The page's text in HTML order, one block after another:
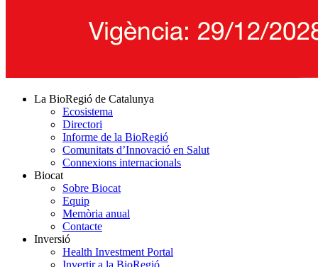
La BioRegió de Catalunya
Ecosistema
Directori
Informe de la BioRegió
Comunitats d’Innovació en Salut
Connexions internacionals
Biocat
Sobre Biocat
Equip
Memòria anual
Contacte
Inversió
Health Investment Portal